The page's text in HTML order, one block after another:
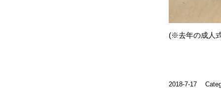
(※去年の成人
2018-7-17